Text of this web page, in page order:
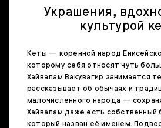
Украшения,
культурой
Кеты — коренной народ
которому себя относят чуть
Хайвалам Вакувагир занимается
рассказывает об обычаях и
малочисленного народа —
Хайвалам даже есть собственный
который назван её именем.